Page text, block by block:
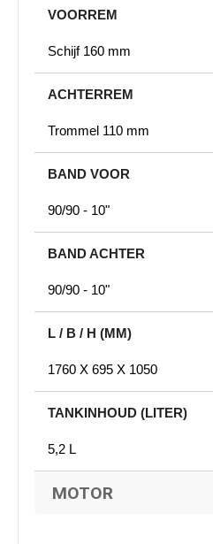
VOORREM
Schijf 160 mm
ACHTERREM
Trommel 110 mm
BAND VOOR
90/90 - 10"
BAND ACHTER
90/90 - 10"
L / B / H (MM)
1760 X 695 X 1050
TANKINHOUD (LITER)
5,2 L
MOTOR